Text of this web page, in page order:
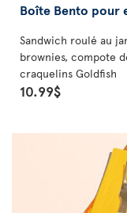
Boîte Bento pour
Sandwich roulé au
brownies, compote
craquelins Goldfish
10.99$